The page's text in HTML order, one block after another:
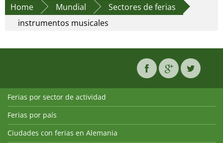
Home Mundial
Sectores de ferias
instrumentos musicales
Ferias por sector de actividad
Ferias por país
Ciudades con ferias en Alemania